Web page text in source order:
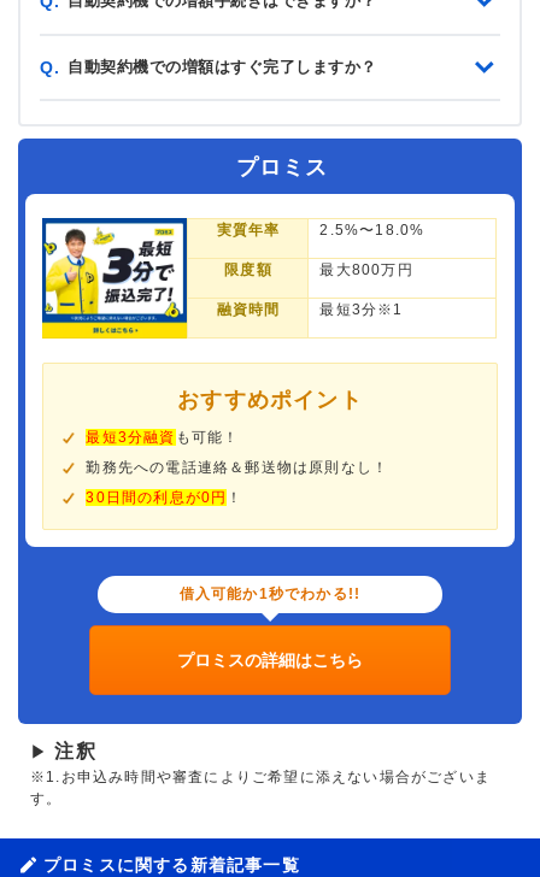
Q. 自動契約機での増額はすぐ完了しますか？
プロミス
実質年率 2.5%〜18.0%
限度額 最大800万円
融資時間 最短3分※1
おすすめポイント
最短3分融資 も可能！
勤務先への電話連絡＆郵送物は原則なし！
30日間の利息が0円 ！
借入可能か1秒でわかる!!
プロミスの詳細はこちら
▶ 注釈
※1.お申込み時間や審査によりご希望に添えない場合がございま
す。
プロミスに関する新着記事一覧